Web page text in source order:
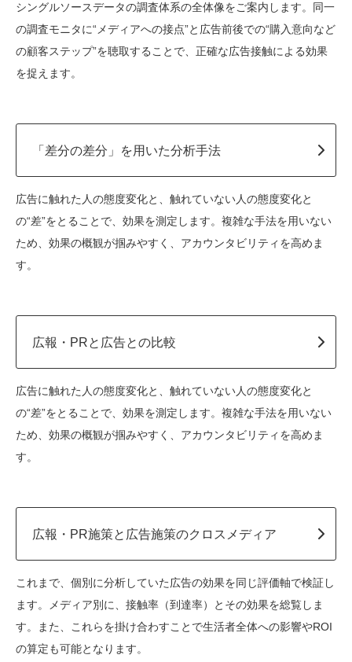
シングルソースデータの調査体系の全体像をご案内します。同一
の調査モニタに“メディアへの接点”と広告前後での“購入意向など
の顧客ステップ”を聴取することで、正確な広告接触による効果
を捉えます。
「差分の差分」を用いた分析手法
広告に触れた人の態度変化と、触れていない人の態度変化と
の“差”をとることで、効果を測定します。複雑な手法を用いない
ため、効果の概観が掴みやすく、アカウンタビリティを高めま
す。
広報・PRと広告との比較
広告に触れた人の態度変化と、触れていない人の態度変化と
の“差”をとることで、効果を測定します。複雑な手法を用いない
ため、効果の概観が掴みやすく、アカウンタビリティを高めま
す。
広報・PR施策と広告施策のクロスメディア
これまで、個別に分析していた広告の効果を同じ評価軸で検証し
ます。メディア別に、接触率（到達率）とその効果を総覧しま
す。また、これらを掛け合わすことで生活者全体への影響やROI
の算定も可能となります。